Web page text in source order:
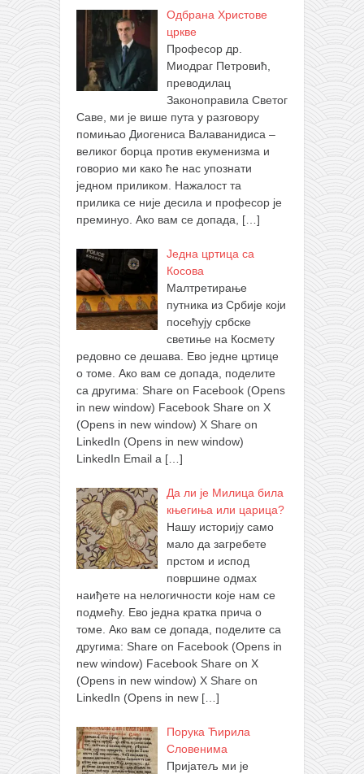
Одбрана Христове
цркве
Професор др.
Миодраг Петровић,
преводилац
Законоправила Светог
Саве, ми је више пута у разговору
помињао Диогениса Валаванидиса –
великог борца против екуменизма и
говорио ми како ће нас упознати
једном приликом. Нажалост та
прилика се није десила и професор је
преминуо. Ако вам се допада, […]
Једна цртица са
Косова
Малтретирање
путника из Србије који
посећују србске
светиње на Космету
редовно се дешава. Ево једне цртице
о томе. Ако вам се допада, поделите
са другима: Share on Facebook (Opens
in new window) Facebook Share on X
(Opens in new window) X Share on
LinkedIn (Opens in new window)
LinkedIn Email a […]
Да ли је Милица била
књегиња или царица?
Нашу историју само
мало да загребете
прстом и испод
површине одмах
наиђете на нелогичности које нам се
подмећу. Ево једна кратка прича о
томе. Ако вам се допада, поделите са
другима: Share on Facebook (Opens in
new window) Facebook Share on X
(Opens in new window) X Share on
LinkedIn (Opens in new […]
Порука Ћирила
Словенима
Пријатељ ми је